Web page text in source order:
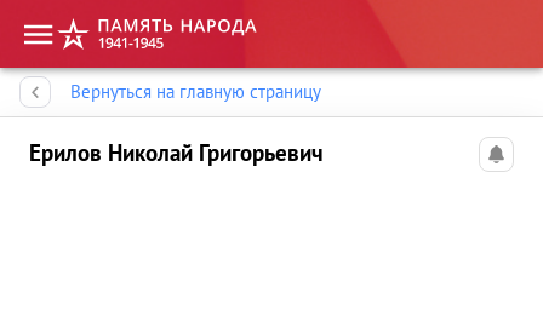
Вернуться на главную страницу
Ерилов Николай Григорьевич
Память народа